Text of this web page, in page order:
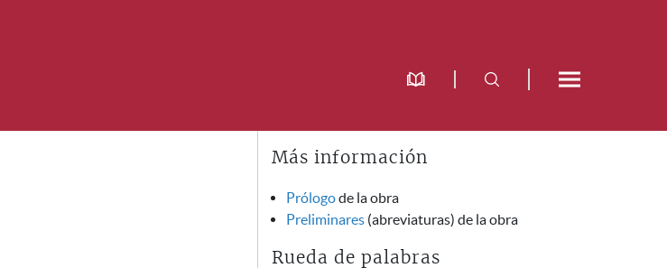
Más información
Prólogode la obra
Preliminares (abreviaturas) de la obra
Rueda de palabras